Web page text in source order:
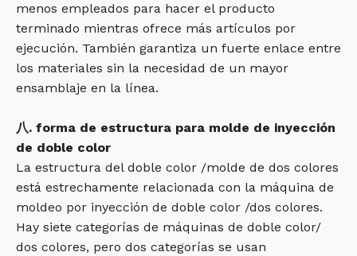
menos empleados para hacer el producto
terminado mientras ofrece más artículos por
ejecución. También garantiza un fuerte enlace entre
los materiales sin la necesidad de un mayor
ensamblaje en la línea.
八. forma de estructura para molde de inyección
de doble color
La estructura del doble color /molde de dos colores
está estrechamente relacionada con la máquina de
moldeo por inyección de doble color /dos colores.
Hay siete categorías de máquinas de doble color/
dos colores, pero dos categorías se usan